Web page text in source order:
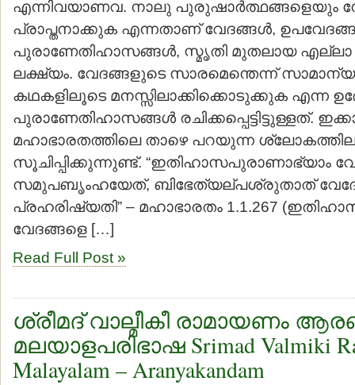
എന്നിവയാണവ. നാലു പുരുഷാര്‍ത്ഥങ്ങളെയും
പ്രാപ്തനാക്കുക എന്നതാണ് വേദങ്ങള്‍,
പുരാണേതിഹാസങ്ങള്‍, സ്മൃതി മുതലായ എല്ലാ
ലക്ഷ്യം. വേദങ്ങളുടെ സാരമെന്തെന്ന്
കഥകളിലൂടെ മനസ്സിലാക്കിക്കൊടുക്കുക എന്ന
പുരാണേതിഹാസങ്ങള്‍ രചിക്കപ്പെട്ടിട്ടുള്ളത്.
മഹാഭാരതത്തിലെ താഴെ പറയുന്ന
സൂചിപ്പിക്കുന്നുണ്ട്. “ഇതിഹാസപുരാണാഭ്യാം
സമുപബൃംഹയേത്, ബിഭേത്യല്പശ്രുതാത്
പ്രഹരിഷ്യതി” – മഹാഭാരതം 1.1.267
വേദങ്ങളെ […]
Read Full Post »
ശ്രീമദ് വാല്മീകീ രാമായണം
മലയാളപരിഭാഷ Srimad Valmiki
Malayalam – Aranyakandam